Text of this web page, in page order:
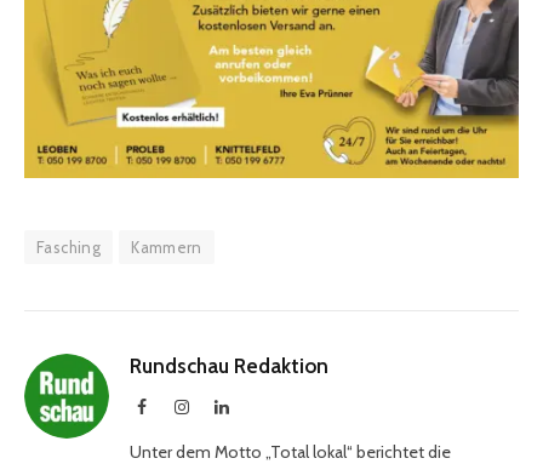
Fasching Kammern
Rundschau Redaktion
FacebookInstagramLinkedIn
Unter dem Motto „Total lokal“ berichtet die